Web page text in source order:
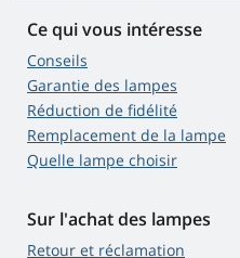
Ce qui vous intéresse
Conseils
Garantie des lampes
Réduction de fidélité
Remplacement de la lampe
Quelle lampe choisir
Sur l'achat des lampes
Retour et réclamation